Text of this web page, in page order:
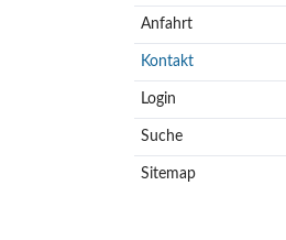
Anfahrt
Kontakt
Login
Suche
Sitemap